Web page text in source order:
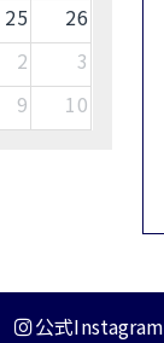
25
26
2
3
9 10
公式Instagram